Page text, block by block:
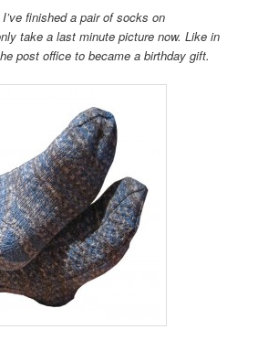
finished a pair of socks on
take a last minute picture now. Like in
post office to became a birthday gift.